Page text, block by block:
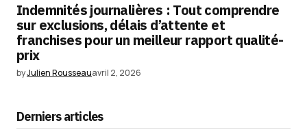
Indemnités journalières : Tout comprendre
sur exclusions, délais d’attente et
franchises pour un meilleur rapport qualité-
prix
byJulien Rousseauavril 2, 2026
Derniers articles